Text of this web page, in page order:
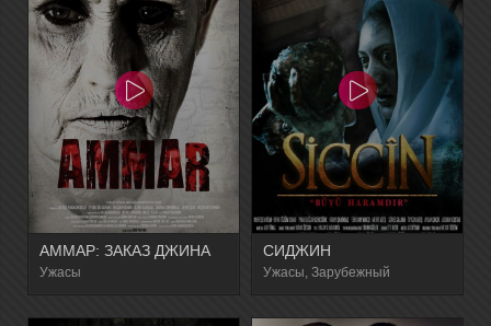
АММАР: ЗАКАЗ ДЖИНА
Ужасы
СИДЖИН
Ужасы, Зарубежный